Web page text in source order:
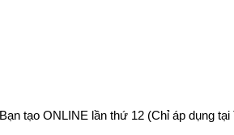
tạo ONLINE lần thứ 12 (Chỉ áp dụng tại